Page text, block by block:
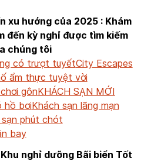
xu hướng của 2025 : Khám
đến kỳ nghỉ được tìm kiếm
chúng tôi
có trượt tuyếtCity Escapes
ẩm thực tuyệt vời
gônKHÁCH SẠN MỚI
hồ bơiKhách sạn lãng mạn
phút chót
bay
nghỉ dưỡng Bãi biển Tốt